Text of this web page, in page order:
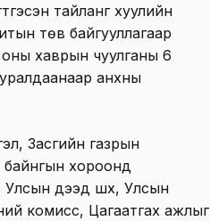
тайланг хуулийн
төв байгууллагаар
хаврын чуулганы 6
анхны
Засгийн газрын
байнгын хороонд
дээд шүүх, Улсын
комисс, Цагаатгах ажлыг